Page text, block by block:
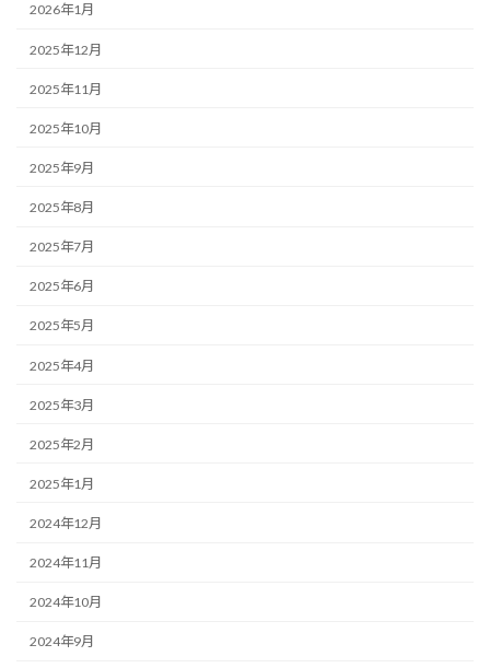
2026年1月
2025年12月
2025年11月
2025年10月
2025年9月
2025年8月
2025年7月
2025年6月
2025年5月
2025年4月
2025年3月
2025年2月
2025年1月
2024年12月
2024年11月
2024年10月
2024年9月